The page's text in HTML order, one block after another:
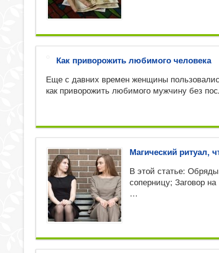
Как приворожить любимого человека
Еще с давних времен женщины
как приворожить любимого мужчину без
Магический ритуал,
В этой статье:
соперницу; Заговор
…